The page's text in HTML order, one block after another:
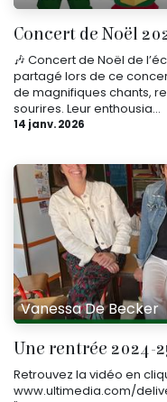
Concert de Noël
🎶 Concert de Noël de
partagé lors de ce
de magnifiques chants,
sourires. Leur enthousia...
14 janv. 2026
Vanessa De Becker
Une rentrée
Retrouvez la vidéo en
www.ultimedia.com/